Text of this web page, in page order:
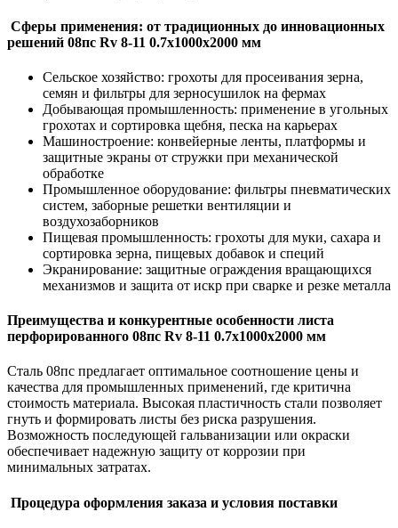
Сферы применения: от традиционных до инновационных
решений 08пс Rv 8-11 0.7х1000х2000 мм
Сельское хозяйство: грохоты для просеивания зерна,
семян и фильтры для зерносушилок на фермах
Добывающая промышленность: применение в угольных
грохотах и сортировка щебня, песка на карьерах
Машиностроение: конвейерные ленты, платформы и
защитные экраны от стружки при механической
обработке
Промышленное оборудование: фильтры пневматических
систем, заборные решетки вентиляции и
воздухозаборников
Пищевая промышленность: грохоты для муки, сахара и
сортировка зерна, пищевых добавок и специй
Экранирование: защитные ограждения вращающихся
механизмов и защита от искр при сварке и резке металла
Преимущества и конкурентные особенности листа
перфорированного 08пс Rv 8-11 0.7х1000х2000 мм
Сталь 08пс предлагает оптимальное соотношение цены и
качества для промышленных применений, где критична
стоимость материала. Высокая пластичность стали позволяет
гнуть и формировать листы без риска разрушения.
Возможность последующей гальванизации или окраски
обеспечивает надежную защиту от коррозии при
минимальных затратах.
Процедура оформления заказа и условия поставки